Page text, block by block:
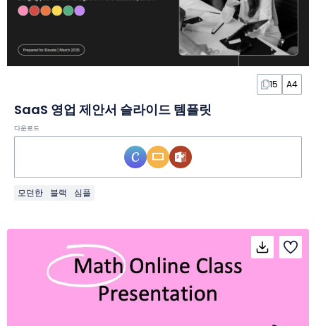
15 A4
SaaS 영업 제안서 슬라이드 템플릿
다운로드
모던한 블랙 심플